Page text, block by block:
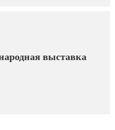
выставка